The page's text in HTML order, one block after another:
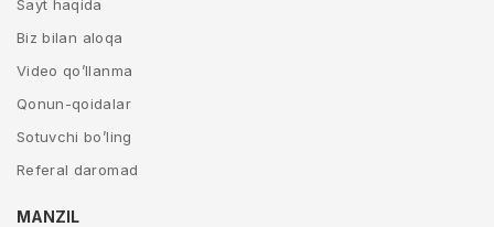
Sayt haqida
Biz bilan aloqa
Video qo’llanma
Qonun-qoidalar
Sotuvchi bo’ling
Referal daromad
MANZIL